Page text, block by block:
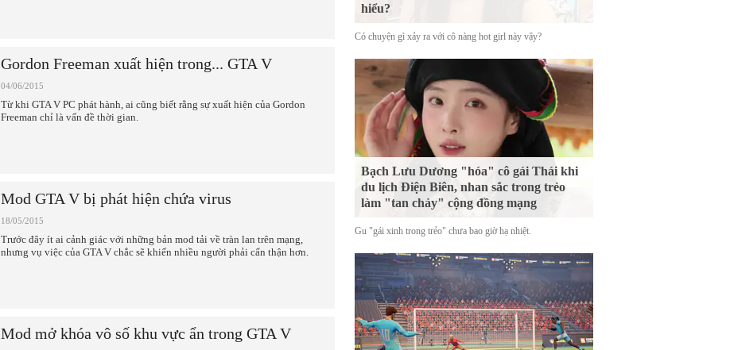
Gordon Freeman xuất hiện trong... GTA V
04/06/2015
Từ khi GTA V PC phát hành, ai cũng biết rằng sự xuất hiện của Gordon
Freeman chỉ là vấn đề thời gian.
Mod GTA V bị phát hiện chứa virus
18/05/2015
Trước đây ít ai cảnh giác với những bản mod tải về tràn lan trên mạng,
nhưng vụ việc của GTA V chắc sẽ khiến nhiều người phải cẩn thận hơn.
Mod mở khóa vô số khu vực ẩn trong GTA V
hiểu?
Có chuyện gì xảy ra với cô nàng hot girl này vậy?
Bạch Lưu Dương "hóa" cô gái Thái khi
du lịch Điện Biên, nhan sắc trong trẻo
làm "tan chảy" cộng đồng mạng
Gu "gái xinh trong trẻo" chưa bao giờ hạ nhiệt.